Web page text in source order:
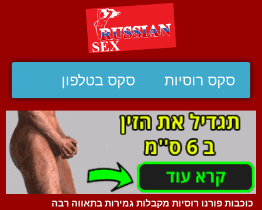
סקס רוסיות סקס בטלפון
כוכבות פורנו רוסיות מקבלות גמירות בתאווה רבה